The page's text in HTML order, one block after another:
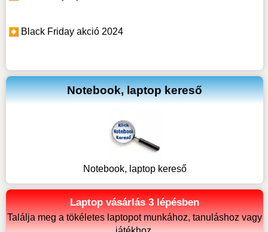
Black Friday akció 2024
Notebook, laptop kereső
Notebook, laptop kereső
Laptop vásárlás 3 lépésben
Találja meg a tökéletes laptopot munkához, tanuláshoz vagy